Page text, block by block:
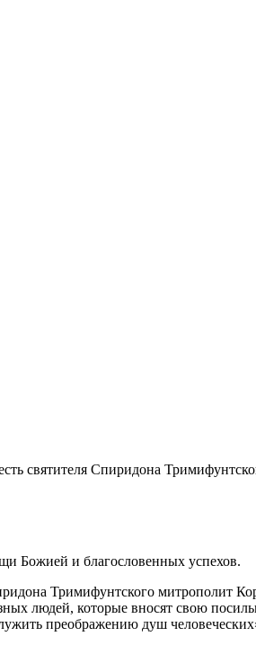
святителя Спиридона
Божией и благословенных успехов.
Тримифунтского митрополит
людей, которые вносят свою
преображению душ